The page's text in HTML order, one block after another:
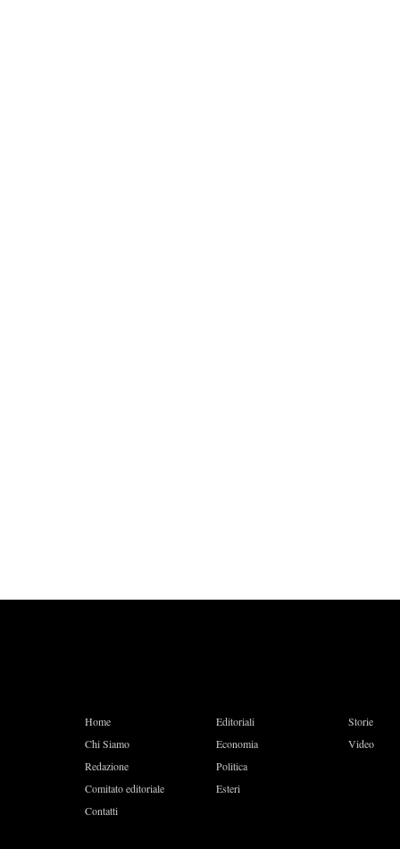
Home
Chi Siamo
Redazione
Comitato editoriale
Contatti
Editoriali
Economia
Politica
Esteri
Storie
Video